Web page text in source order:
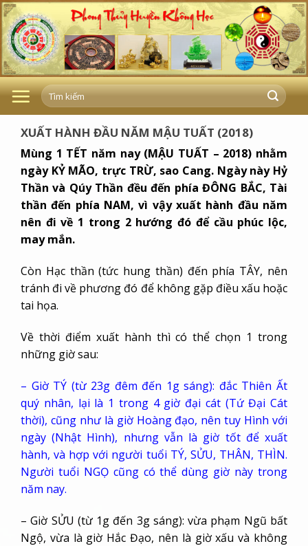
Skip
to
content
XUẤT HÀNH ĐẦU NĂM MẬU TUẤT (2018)
Mùng 1 TẾT năm nay (MẬU TUẤT – 2018) nhằm
ngày KỶ MÃO, trực TRỪ, sao Cang. Ngày này Hỷ
Thần và Qúy Thần đều đến phía ĐÔNG BẮC, Tài
thần đến phía NAM, vì vậy xuất hành đầu năm
nên đi về 1 trong 2 hướng đó để cầu phúc lộc,
may mắn.
Còn Hạc thần (tức hung thần) đến phía TÂY, nên
tránh đi về phương đó để không gặp điều xấu hoặc
tai họa.
Về thời điểm xuất hành thì có thể chọn 1 trong
những giờ sau:
– Giờ TÝ (từ 23g đêm đến 1g sáng): đắc Thiên Ất
quý nhân, lại là 1 trong 4 giờ đại cát (Tứ Đại Cát
thời), cũng như là giờ Hoàng đạo, nên tuy Hình với
ngày (Nhật Hình), nhưng vẫn là giờ tốt để xuất
hành, và hợp với người tuổi TÝ, SỬU, THÂN, THÌN.
Người tuổi NGỌ cũng có thể dùng giờ này trong
năm nay.
– Giờ SỬU (từ 1g đến 3g sáng): vừa phạm Ngũ bất
Ngộ, vừa là giờ Hắc Đạo, nên là giờ xấu và không